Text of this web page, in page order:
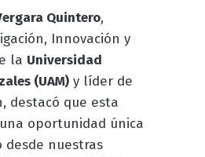
Quintero,
Innovación y
la Universidad
(UAM)y líder de
destacó que esta
oportunidad única
desde nuestras